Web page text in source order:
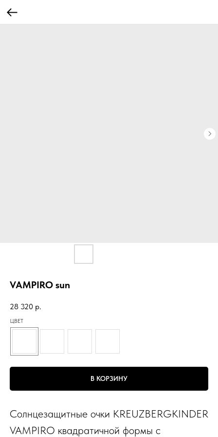
VAMPIRO sun
28 320 р.
ЦВЕТ
В КОРЗИНУ
Солнцезащитные очки KREUZBERGKINDER
VAMPIRO квадратичной формы с